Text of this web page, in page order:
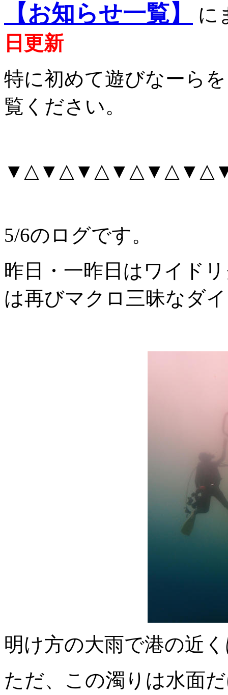
【お知らせ一覧】
に
日更新
特に初めて遊びなーら
覧ください。
5/6のログです。
昨日・一昨日はワイド
は再びマクロ三昧なダ
明け方の大雨で港の近
ただ、この濁りは水面